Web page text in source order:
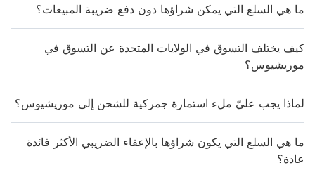
ما هي السلع التي يمكن شراؤها دون دفع ضريبة المبيعات؟
كيف يختلف التسوق في الولايات المتحدة عن التسوق في
موريشيوس؟
لماذا يجب عليّ ملء استمارة جمركية للشحن إلى موريشيوس؟
ما هي السلع التي يكون شراؤها بالإعفاء الضريبي الأكثر فائدة
عادة؟